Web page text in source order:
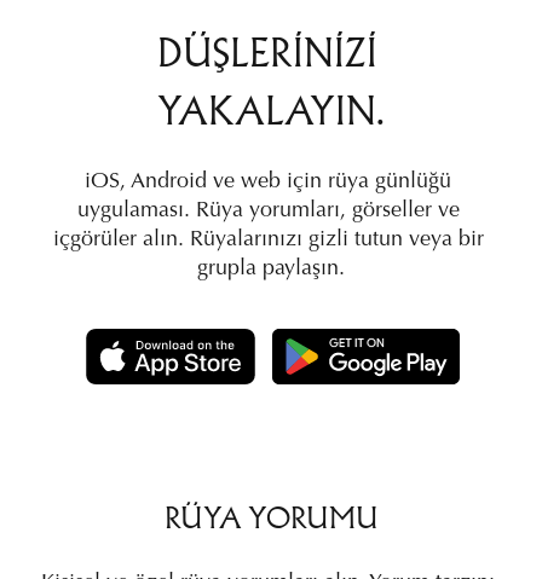
DÜŞLERINIZI
YAKALAYIN.
iOS, Android ve web için rüya günlüğü
uygulaması. Rüya yorumları, görseller ve
içgörüler alın. Rüyalarınızı gizli tutun veya bir
grupla paylaşın.
RÜYA YORUMU